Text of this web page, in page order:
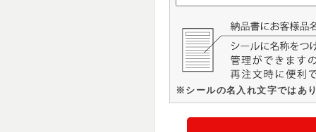
※シールの名入れ文字ではあ